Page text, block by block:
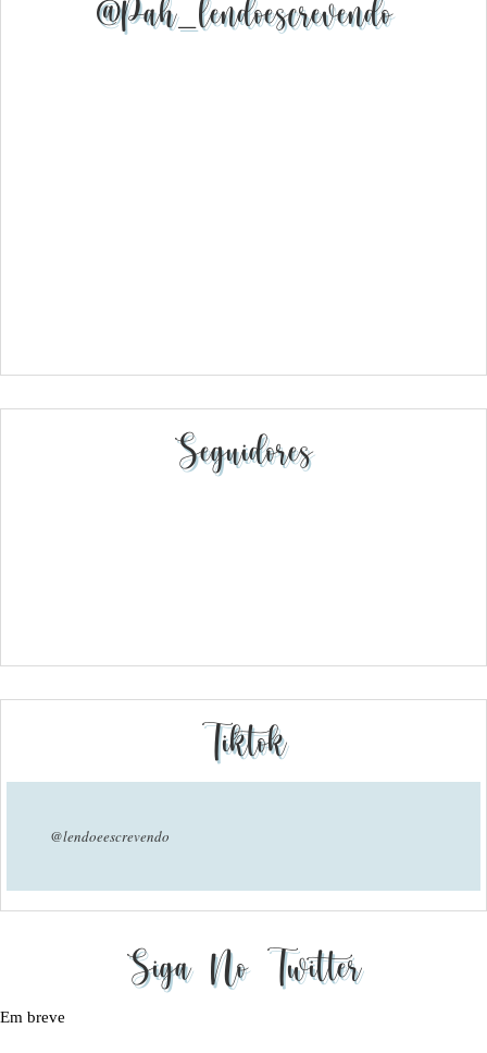
@pah_lendoescrevendo
Seguidores
Tiktok
@lendoeescrevendo
Siga No Twitter
Em breve